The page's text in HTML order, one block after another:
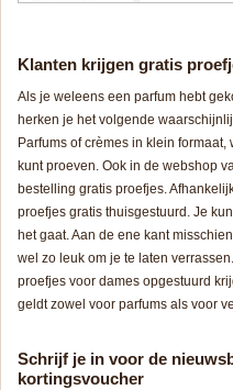
Klanten krijgen gratis
Als je weleens een parfum hebt
herken je het volgende
Parfums of crèmes in klein
kunt proeven. Ook in de webshop
bestelling gratis proefjes.
proefjes gratis thuisgestuurd. Je
het gaat. Aan de ene kant
wel zo leuk om je te laten
proefjes voor dames opgestuurd
geldt zowel voor parfums als voor
Schrijf je in voor de
kortingsvoucher